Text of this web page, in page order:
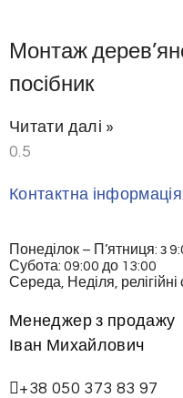
Монтаж
посібник
Читати далі »
Контактна інформація:
Понеділок – П’ятниця: з
Субота: 09:00 до 13:00
Середа, Неділя,
Менеджер з продажу
Іван Михайлович
+38 050 373 83 97